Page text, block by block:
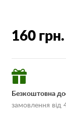
160 грн.
Безкоштовна
замовлення від